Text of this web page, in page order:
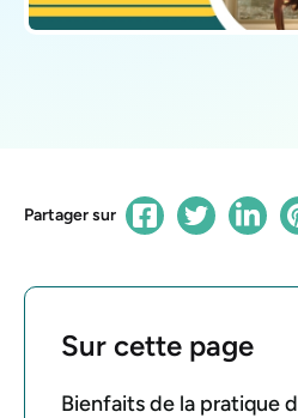
Partager sur
Sur cette page
Bienfaits de la pratique